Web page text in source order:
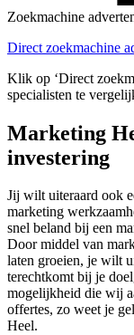
Zoekmachine
Direct zoekmachine
Klik op ‘Direct
specialisten te
Marketing
investering
Jij wilt uiteraard ook
marketing
snel beland bij een
Door middel van
laten groeien, je wilt
terechtkomt bij je
mogelijkheid die wij
offertes, zo weet je
Heel.